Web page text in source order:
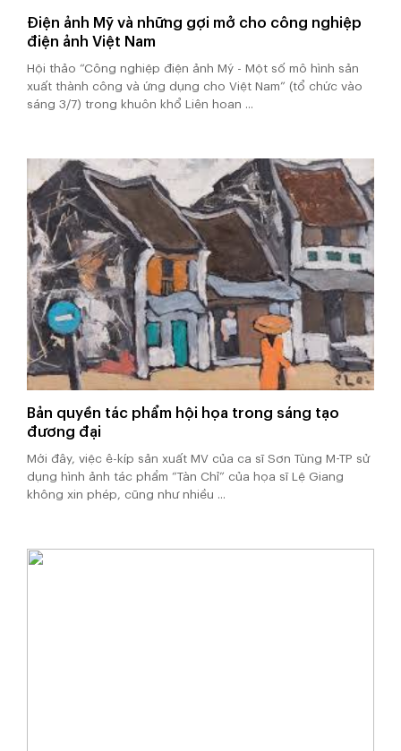
Điện ảnh Mỹ và những gợi mở cho công nghiệp
điện ảnh Việt Nam
Hội thảo “Công nghiệp điện ảnh Mỹ - Một số mô hình sản
xuất thành công và ứng dụng cho Việt Nam” (tổ chức vào
sáng 3/7) trong khuôn khổ Liên hoan ...
Bản quyền tác phẩm hội họa trong sáng tạo
đương đại
Mới đây, việc ê-kíp sản xuất MV của ca sĩ Sơn Tùng M-TP sử
dụng hình ảnh tác phẩm “Tàn Chỉ” của họa sĩ Lệ Giang
không xin phép, cũng như nhiều ...